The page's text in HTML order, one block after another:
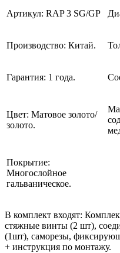
Артикул: RAP 3 SG/GP
Производство: Китай.
Гарантия: 1 года.
Цвет: Матовое золото/
золото.
Покрытие:
Многослойное
гальваническое.
В комплект входят:
стяжные винты (2 шт),
(1шт), саморезы,
+ инструкция по монтажу.